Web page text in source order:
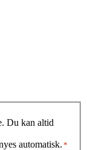
Du kan altid
automatisk. *